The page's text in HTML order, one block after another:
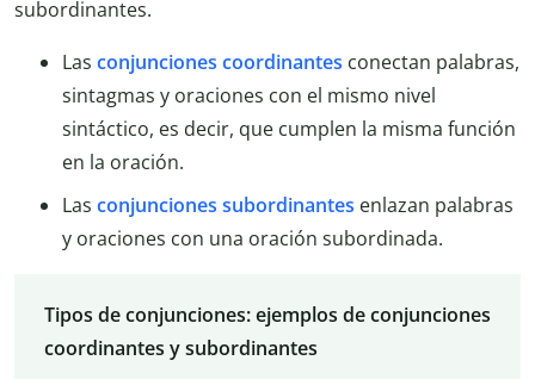
subordinantes.
Las conjunciones coordinantes conectan palabras,
sintagmas y oraciones con el mismo nivel
sintáctico, es decir, que cumplen la misma función
en la oración.
Las conjunciones subordinantes enlazan palabras
y oraciones con una oración subordinada.
Tipos de conjunciones: ejemplos de conjunciones
coordinantes y subordinantes